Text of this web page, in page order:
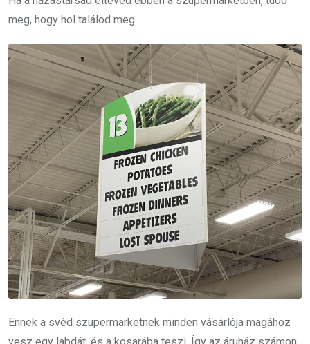
meg, hogy hol találod meg.
Ennek a svéd szupermarketnek minden vásárlója magához